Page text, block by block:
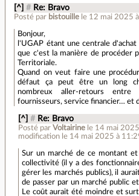
[^] # Re: Bravo
Posté par bistouille le 12 mai 2025
Bonjour,
l'UGAP étant une centrale
que c'est la manière de procéder
Territoriale.
Quand on veut faire une
défaut ça peut être un long
nombreux aller-retours entre
fournisseurs, service financier… et
[^] # Re: Bravo
Posté par Voltairine le 14 mai
modification le 14 mai 2025 à
Sur un marché de ce montant
collectivité (il y a des
gérer les marchés publics), il
de passer par un marché public
Le coût aurait été moindre et